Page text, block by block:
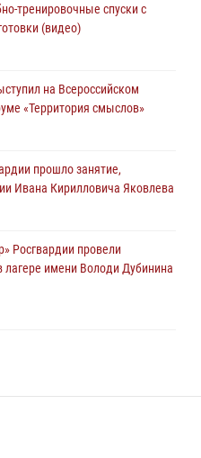
прошло занятие,
Ивана Кирилловича Яковлева
сказка» Республики
Росгвардией»
работы
Марий Эл приняли участие в
тренировочные спуски с
(видео)
на Всероссийском
«Территория смыслов»
прошло занятие,
Ивана Кирилловича Яковлева
Росгвардии провели
лагере имени Володи Дубинина
к масштабной